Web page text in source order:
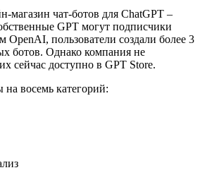
магазин чат-ботов для ChatGPT –
GPT могут подписчики
пользователи создали более 3
ботов. Однако компания не
сейчас доступно в GPT Store.
восемь категорий: